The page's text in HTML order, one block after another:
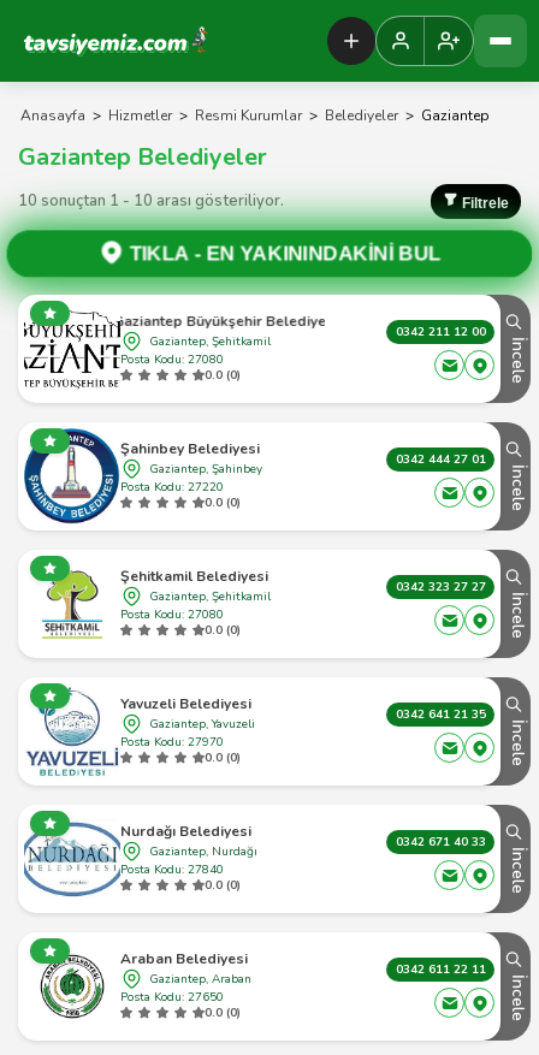
Tavsiyemiz Anasayfa
Anasayfa > Hizmetler > Resmi Kurumlar > Belediyeler > Gaziantep
Gaziantep Belediyeler
10 sonuçtan 1 - 10 arası gösteriliyor. Filtrele
TIKLA -EN YAKININDAKİNİ BUL
Gaziantep Büyükşehir Belediyesi
Gaziantep, Şehitkamil
Posta Kodu: 27080
0.0 (0)
0342 211 12 00
İncele
Şahinbey Belediyesi
Gaziantep, Şahinbey
Posta Kodu: 27220
0.0 (0)
0342 444 27 01
İncele
Şehitkamil Belediyesi
Gaziantep, Şehitkamil
Posta Kodu: 27080
0.0 (0)
0342 323 27 27
İncele
Yavuzeli Belediyesi
Gaziantep, Yavuzeli
Posta Kodu: 27970
0.0 (0)
0342 641 21 35
İncele
Nurdağı Belediyesi
Gaziantep, Nurdağı
Posta Kodu: 27840
0.0 (0)
0342 671 40 33
İncele
Araban Belediyesi
Gaziantep, Araban
Posta Kodu: 27650
0.0 (0)
0342 611 22 11
İncele